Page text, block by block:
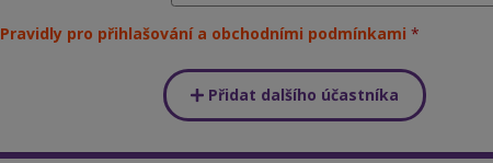
Pravidly pro přihlašování a obchodními podmínkami
Přidat dalšího účastníka